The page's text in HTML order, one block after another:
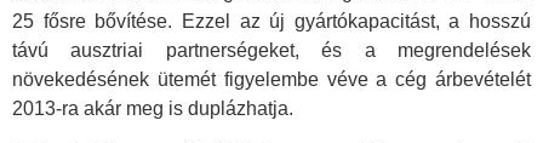
25 fősre bővítése. Ezzel az új gyártókapacitást, a hosszú
távú ausztriai partnerségeket, és a megrendelések
növekedésének ütemét figyelembe véve a cég árbevételét
2013-ra akár meg is duplázhatja.